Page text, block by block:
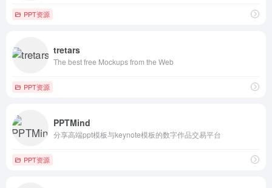
PPT资源
tretars
The best free Mockups from the Web
PPT资源
PPTMind
分享高端ppt模板与keynote模板的数字作品交易平台
PPT资源